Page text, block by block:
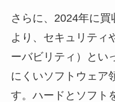
さらに、2024年に
より、セキュリティ
ーバビリティ）とい
にくいソフトウェア
す。ハードとソフト